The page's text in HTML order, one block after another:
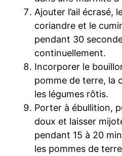
Ajouter l’ail écrasé,
coriandre et le
pendant 30
continuellement.
Incorporer le
pomme de terre, la
les légumes rôtis.
Porter à ébullition,
doux et laisser
pendant 15 à 20
les pommes de